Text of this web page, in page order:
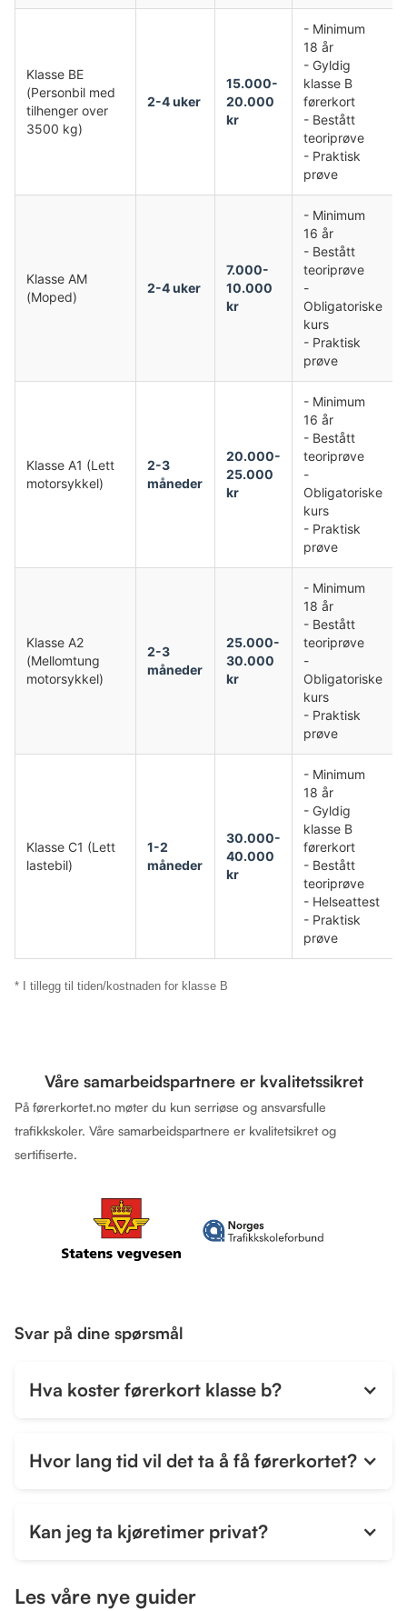
Klasse BE
(Personbil med
tilhenger over
3500 kg)
2-4 uker
15.000-
20.000
kr
- Minimum
18 år
- Gyldig
klasse B
førerkort
- Bestått
teoriprøve
- Praktisk
prøve
Klasse AM
(Moped)
2-4 uker
7.000-
10.000
kr
- Minimum
16 år
- Bestått
teoriprøve
-
Obligatoriske
kurs
- Praktisk
prøve
Klasse A1 (Lett
motorsykkel)
2-3
måneder
20.000-
25.000
kr
- Minimum
16 år
- Bestått
teoriprøve
-
Obligatoriske
kurs
- Praktisk
prøve
Klasse A2
(Mellomtung
motorsykkel)
2-3
måneder
25.000-
30.000
kr
- Minimum
18 år
- Bestått
teoriprøve
-
Obligatoriske
kurs
- Praktisk
prøve
Klasse C1 (Lett
lastebil)
1-2
måneder
30.000-
40.000
kr
- Minimum
18 år
- Gyldig
klasse B
førerkort
- Bestått
teoriprøve
- Helseattest
- Praktisk
prøve
* I tillegg til tiden/kostnaden for klasse B
Våre samarbeidspartnere er kvalitetssikret
På førerkortet.no møter du kun serriøse og ansvarsfulle
trafikkskoler. Våre samarbeidspartnere er kvalitetsikret og
sertifiserte.
Svar på dine spørsmål
Hva koster førerkort klasse b?
Hvor lang tid vil det ta å få førerkortet?
Kan jeg ta kjøretimer privat?
Les våre nye guider